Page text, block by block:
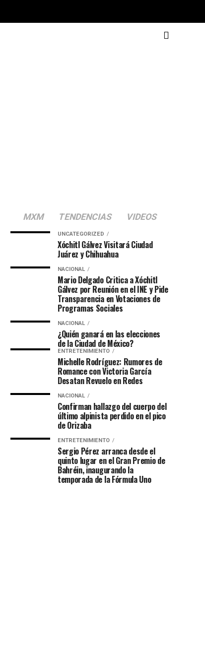
MXM TENDENCIAS VIDEOS
UNCATEGORIZED
Xóchitl Gálvez Visitará Ciudad
Juárez y Chihuahua
NACIONAL
Mario Delgado Critica a Xóchitl
Gálvez por Reunión en el INE y Pide
Transparencia en Votaciones de
Programas Sociales
NACIONAL
¿Quién ganará en las elecciones
de la Ciudad de México?
ENTRETENIMIENTO
Michelle Rodríguez: Rumores de
Romance con Victoria García
Desatan Revuelo en Redes
NACIONAL
Confirman hallazgo del cuerpo del
último alpinista perdido en el pico
de Orizaba
ENTRETENIMIENTO
Sergio Pérez arranca desde el
quinto lugar en el Gran Premio de
Bahréin, inaugurando la
temporada de la Fórmula Uno